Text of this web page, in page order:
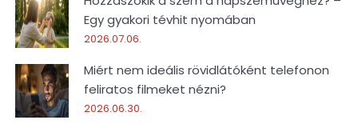
Egy gyakori tévhit nyomában
2026.07.06.
Miért nem ideális rövidlátóként telefonon
feliratos filmeket nézni?
2026.06.30.